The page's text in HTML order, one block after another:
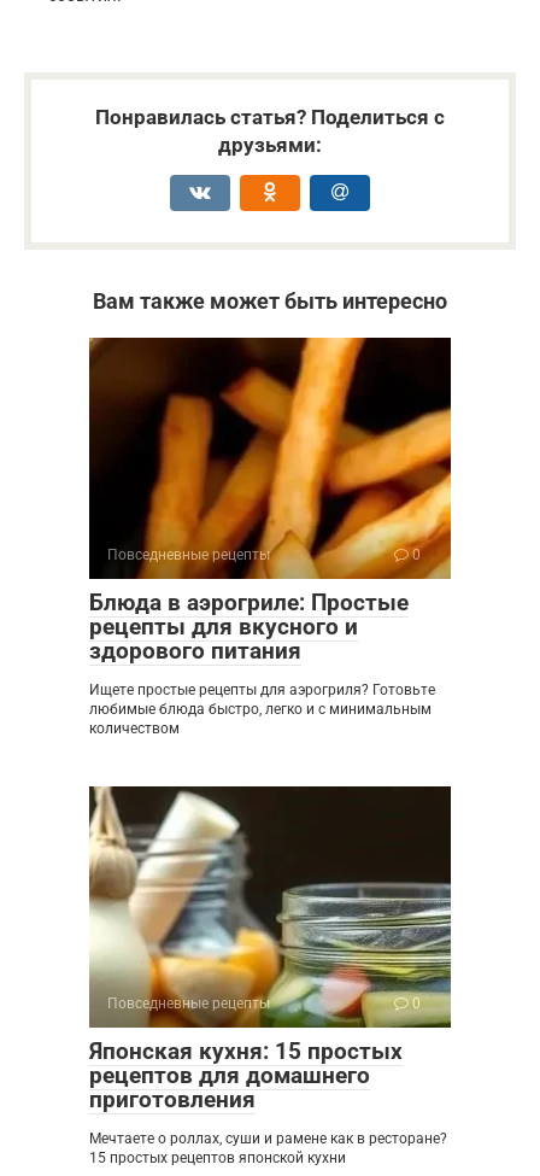
Понравилась статья? Поделиться с
друзьями:
Вам также может быть интересно
Повседневные рецепты 0
Блюда в аэрогриле: Простые
рецепты для вкусного и
здорового питания
Ищете простые рецепты для аэрогриля? Готовьте
любимые блюда быстро, легко и с минимальным
количеством
Повседневные рецепты 0
Японская кухня: 15 простых
рецептов для домашнего
приготовления
Мечтаете о роллах, суши и рамене как в ресторане?
15 простых рецептов японской кухни